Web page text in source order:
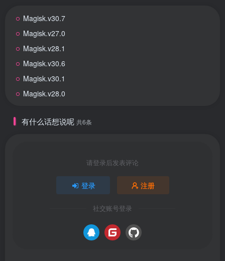
Magisk.v30.7
Magisk.v27.0
Magisk.v28.1
Magisk.v30.6
Magisk.v30.1
Magisk.v28.0
有什么话想说呢 共6条
请登录后发表评论
登录 注册
社交账号登录